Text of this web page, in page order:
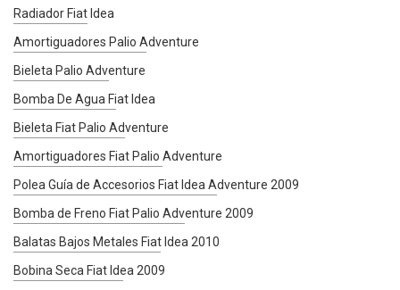
Radiador Fiat Idea
Amortiguadores Palio Adventure
Bieleta Palio Adventure
Bomba De Agua Fiat Idea
Bieleta Fiat Palio Adventure
Amortiguadores Fiat Palio Adventure
Polea Guía de Accesorios Fiat Idea Adventure 2009
Bomba de Freno Fiat Palio Adventure 2009
Balatas Bajos Metales Fiat Idea 2010
Bobina Seca Fiat Idea 2009